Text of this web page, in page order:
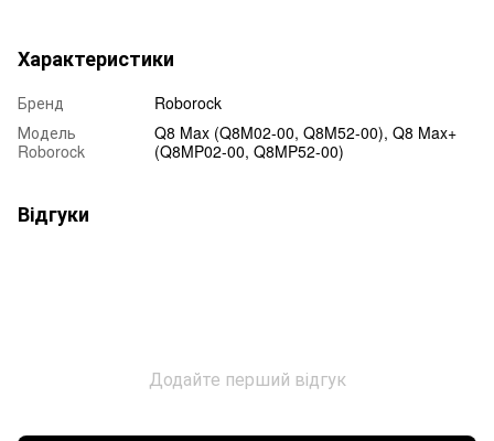
Характеристики
Бренд
Roborock
Модель
Roborock
Q8 Max (Q8M02-00, Q8M52-00), Q8 Max+
(Q8MP02-00, Q8MP52-00)
Відгуки
Додайте перший відгук